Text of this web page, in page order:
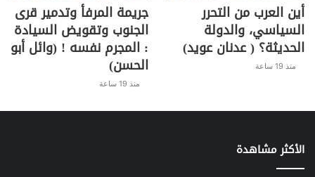
أين العرب من التحرر
السياسي، والدولة
الحديثة؟ ( عدنان عويد)
منذ 19 ساعة
جريمة المرفأ وتدمير قرى
الجنوب وتقويض السيادة
: المجرم نفسه ! (وائل أبو
الحسن)
منذ 19 ساعة
الأكثر مشاهدة